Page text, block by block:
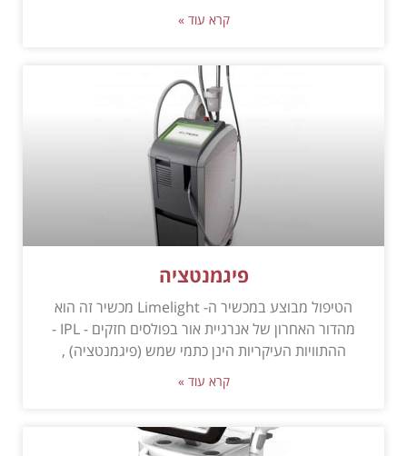
קרא עוד »
פיגמנטציה
הטיפול מבוצע במכשיר ה- Limelight מכשיר זה הוא
מהדור האחרון של אנרגיית אור בפולסים חזקים - IPL -
ההתוויות העיקריות הינן כתמי שמש (פיגמנטציה) ,
קרא עוד »